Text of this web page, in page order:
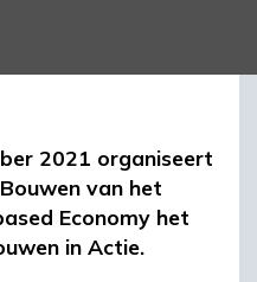
2021 organiseert
van het
Economy het
in Actie.